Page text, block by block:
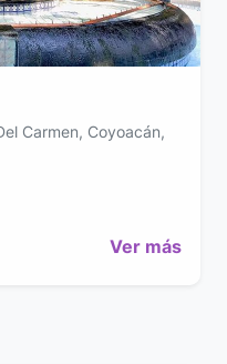
Carmen, Coyoacán,
Ver más